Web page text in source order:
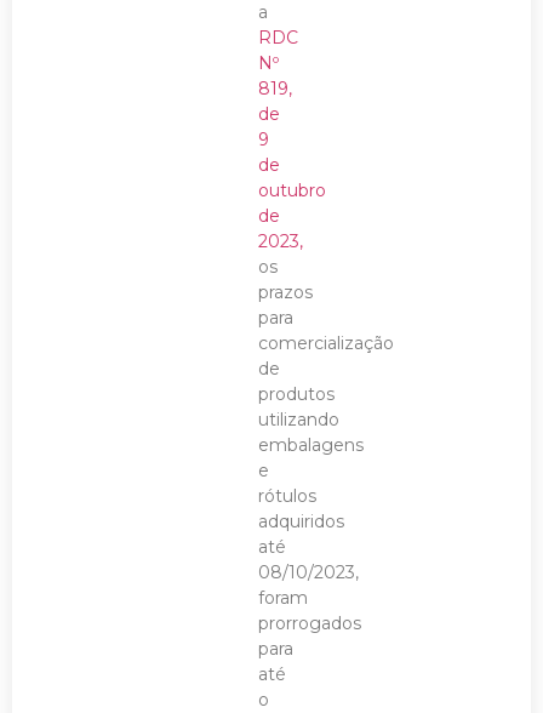
a
RDC
Nº
819,
de
9
de
outubro
de
2023,
os
prazos
para
comercialização
de
produtos
utilizando
embalagens
e
rótulos
adquiridos
até
08/10/2023,
foram
prorrogados
para
até
o